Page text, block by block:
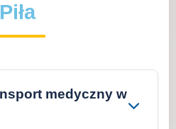
Piła
medyczny w